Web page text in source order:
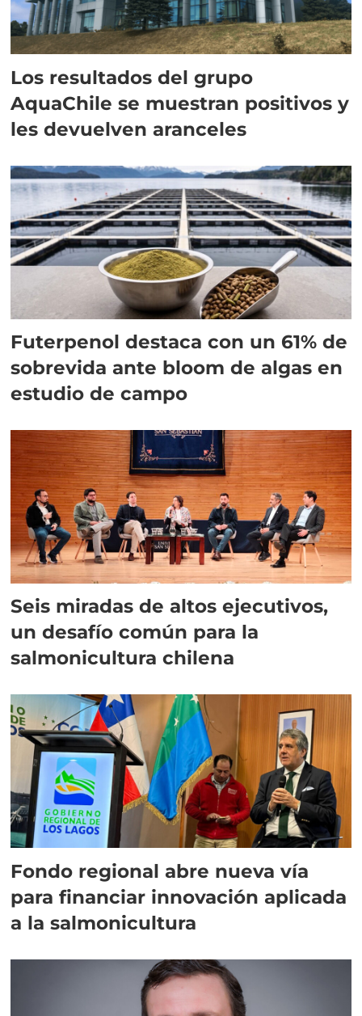
Los resultados del grupo
AquaChile se muestran positivos y
les devuelven aranceles
Futerpenol destaca con un 61% de
sobrevida ante bloom de algas en
estudio de campo
Seis miradas de altos ejecutivos,
un desafío común para la
salmonicultura chilena
Fondo regional abre nueva vía
para financiar innovación aplicada
a la salmonicultura